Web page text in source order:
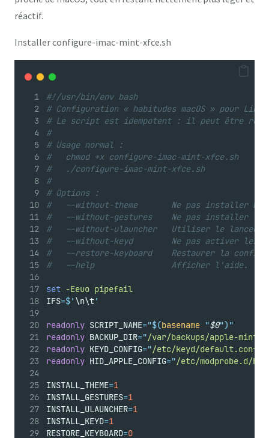
réactif.
Installer configure-imac-mint-xfce.sh
#!/usr/bin/env bash
# Configuration « habitudes macOS » pour
# Le script est idempotent : il peut être
#
# Usage normal :
#   chmod +x configure-imac-mint-xfce.sh
#   ./configure-imac-mint-xfce.sh
#
# Options :
#   --without-theme       Ne pas installer
#   --without-gestures    Ne pas installer
#   --without-ulauncher   Utiliser le lanceur
#   --without-keyd        Ne pas activer les
#   --restore-keyboard    Restaurer la
#   --help                Afficher l'aide.
set -Eeuo pipefail
IFS=$' \n\t'
readonly SCRIPT_NAME="$(basename "$0")"
readonly BACKUP_DIR="/var/backups/apple-mint-
readonly KEYD_CONFIG="/etc/keyd/default.conf
readonly HID_APPLE_CONFIG="/etc/modprobe.d/
INSTALL_THEME=1
INSTALL_GESTURES=1
INSTALL_ULAUNCHER=1
INSTALL_KEYD=1
RESTORE_KEYBOARD=0